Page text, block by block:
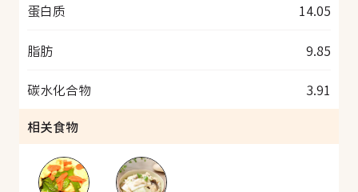
蛋白质 14.05
脂肪 9.85
碳水化合物
3.91
相关食物